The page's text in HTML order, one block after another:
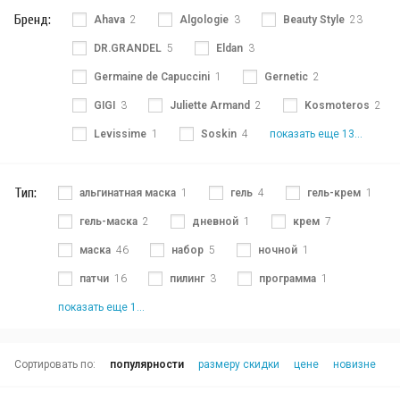
Бренд: Ahava 2 Algologie 3 Beauty Style 23
DR.GRANDEL 5 Eldan 3
Germaine de Capuccini 1 Gernetic 2
GIGI 3 Juliette Armand 2 Kosmoteros 2
Levissime 1 Soskin 4 показать еще 13...
Тип: альгинатная маска 1 гель 4 гель-крем 1
гель-маска 2 дневной 1 крем 7
маска 46 набор 5 ночной 1
патчи 16 пилинг 3 программа 1
показать еще 1...
Сортировать по: популярности размеру скидки цене новизне